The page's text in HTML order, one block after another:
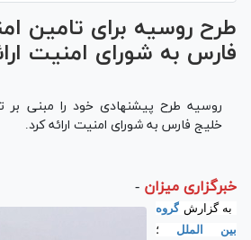
طرح روسیه برای تامین
فارس به شورای امنیت
روسیه طرح پیشنهادی خود را مبنی بر
خلیج فارس به شورای امنیت ارائه کرد.
خبرگزاری میزان -
به گزارش گروه
بین الملل
؛